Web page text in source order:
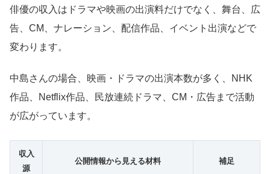
俳優の収入はドラマや映画の出演料だけでなく、舞台、広
告、CM、ナレーション、配信作品、イベント出演などで
変わります。
中島さんの場合、映画・ドラマの出演本数が多く、NHK
作品、Netflix作品、民放連続ドラマ、CM・広告まで活動
が広がっています。
収入
源
公開情報から見える材料 補足